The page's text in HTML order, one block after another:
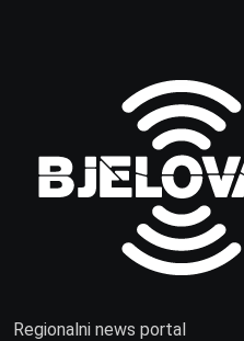
Regionalni news portal